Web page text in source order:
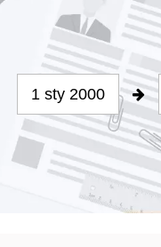
1 sty 2000